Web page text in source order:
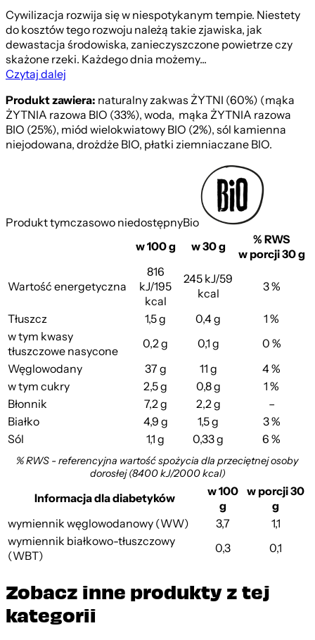
Cywilizacja rozwija się w niespotykanym tempie. Niestety
do kosztów tego rozwoju należą takie zjawiska, jak
dewastacja środowiska, zanieczyszczone powietrze czy
skażone rzeki. Każdego dnia możemy...
Czytaj dalej
Produkt zawiera: naturalny zakwas ŻYTNI (60%) (mąka
ŻYTNIA razowa BIO (33%), woda, mąka ŻYTNIA razowa
BIO (25%), miód wielokwiatowy BIO (2%), sól kamienna
niejodowana, drożdże BIO, płatki ziemniaczane BIO.
Produkt tymczasowo niedostępnyBio
w 100 g
w 30 g
% RWS
w porcji 30 g
Wartość energetyczna
816
kJ/195
kcal
245 kJ/59
kcal
3 %
Tłuszcz 1,5 g 0,4 g
1 %
w tym kwasy
tłuszczowe nasycone
0,2 g 0,1 g
0 %
Węglowodany
37 g 11 g
4 %
w tym cukry
2,5 g 0,8 g
1 %
Błonnik
7,2 g 2,2 g
–
Białko
4,9 g 1,5 g
3 %
Sól
1,1 g 0,33 g 6 %
% RWS - referencyjna wartość spożycia dla przeciętnej osoby
dorosłej (8400 kJ/2000 kcal)
Informacja dla diabetyków
w 100
g
w porcji 30
g
wymiennik węglowodanowy (WW)
3,7
1,1
wymiennik białkowo-tłuszczowy
(WBT)
0,3 0,1
Zobacz inne produkty z tej
kategorii